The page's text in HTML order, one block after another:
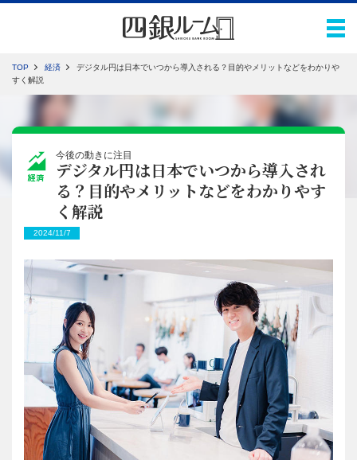
TOP 経済
デジタル円は日本でいつから導入される？目的やメリットなどをわかりや
すく解説
経済
今後の動きに注目
デジタル円は日本でいつから導入され
る？目的やメリットなどをわかりやす
く解説
2024/11/7